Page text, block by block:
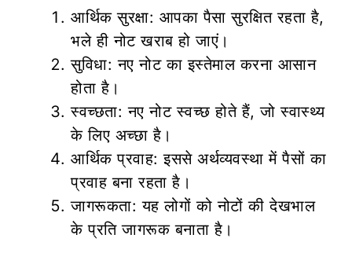
आर्थिक सुरक्षा: आपका पैसा सुरक्षित रहता है,
भले ही नोट खराब हो जाएं।
सुविधा: नए नोट का इस्तेमाल करना आसान
होता है।
स्वच्छता: नए नोट स्वच्छ होते हैं, जो स्वास्थ्य
के लिए अच्छा है।
आर्थिक प्रवाह: इससे अर्थव्यवस्था में पैसों का
प्रवाह बना रहता है।
जागरूकता: यह लोगों को नोटों की देखभाल
के प्रति जागरूक बनाता है।